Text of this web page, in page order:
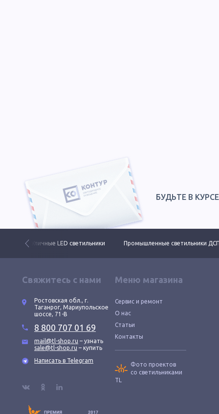
БУДЬТЕ В
Уличные LED светильники Промышленные светильники
Свяжитесь с нами
Ростовская обл., г.
Таганрог, Мариупольское
шоссе, 71-В
8 800 707 01 69
mail@tl-shop.ru – узнать
sale@tl-shop.ru – купить
Написать в Telegram
Меню магазина
Сервис и ремонт
О нас
Статьи
Контакты
Фото проектов
со светильниками
TL